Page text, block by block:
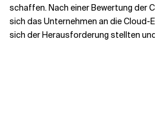
schaffen. Nach einer Bewertung der
sich das Unternehmen an die Cloud-
sich der Herausforderung stellten